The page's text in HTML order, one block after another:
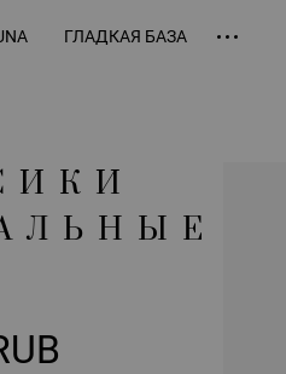
ГЛАДКАЯ БАЗА